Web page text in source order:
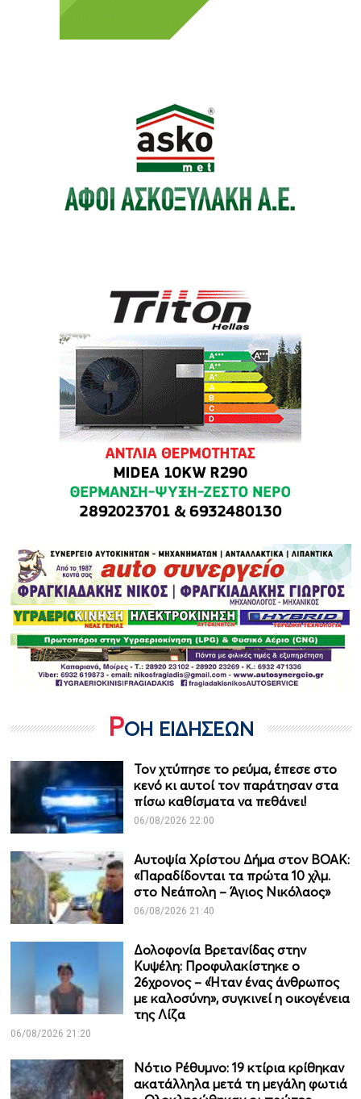
ΡΟΗ ΕΙΔΗΣΕΩΝ
Τον χτύπησε το ρεύμα, έπεσε στο
κενό κι αυτοί τον παράτησαν στα
πίσω καθίσματα να πεθάνει!
06/08/2026 22:00
Αυτοψία Χρίστου Δήμα στον ΒΟΑΚ:
«Παραδίδονται τα πρώτα 10 χλμ.
στο Νεάπολη – Άγιος Νικόλαος»
06/08/2026 21:40
Δολοφονία Βρετανίδας στην
Κυψέλη: Προφυλακίστηκε ο
26χρονος – «Ήταν ένας άνθρωπος
με καλοσύνη», συγκινεί η οικογένεια
της Λίζα
06/08/2026 21:20
Νότιο Ρέθυμνο: 19 κτίρια κρίθηκαν
ακατάλληλα μετά τη μεγάλη φωτιά